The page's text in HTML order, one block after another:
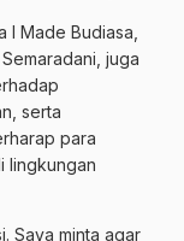
I Made Budiasa,
juga
serta
para
lingkungan
Saya minta agar